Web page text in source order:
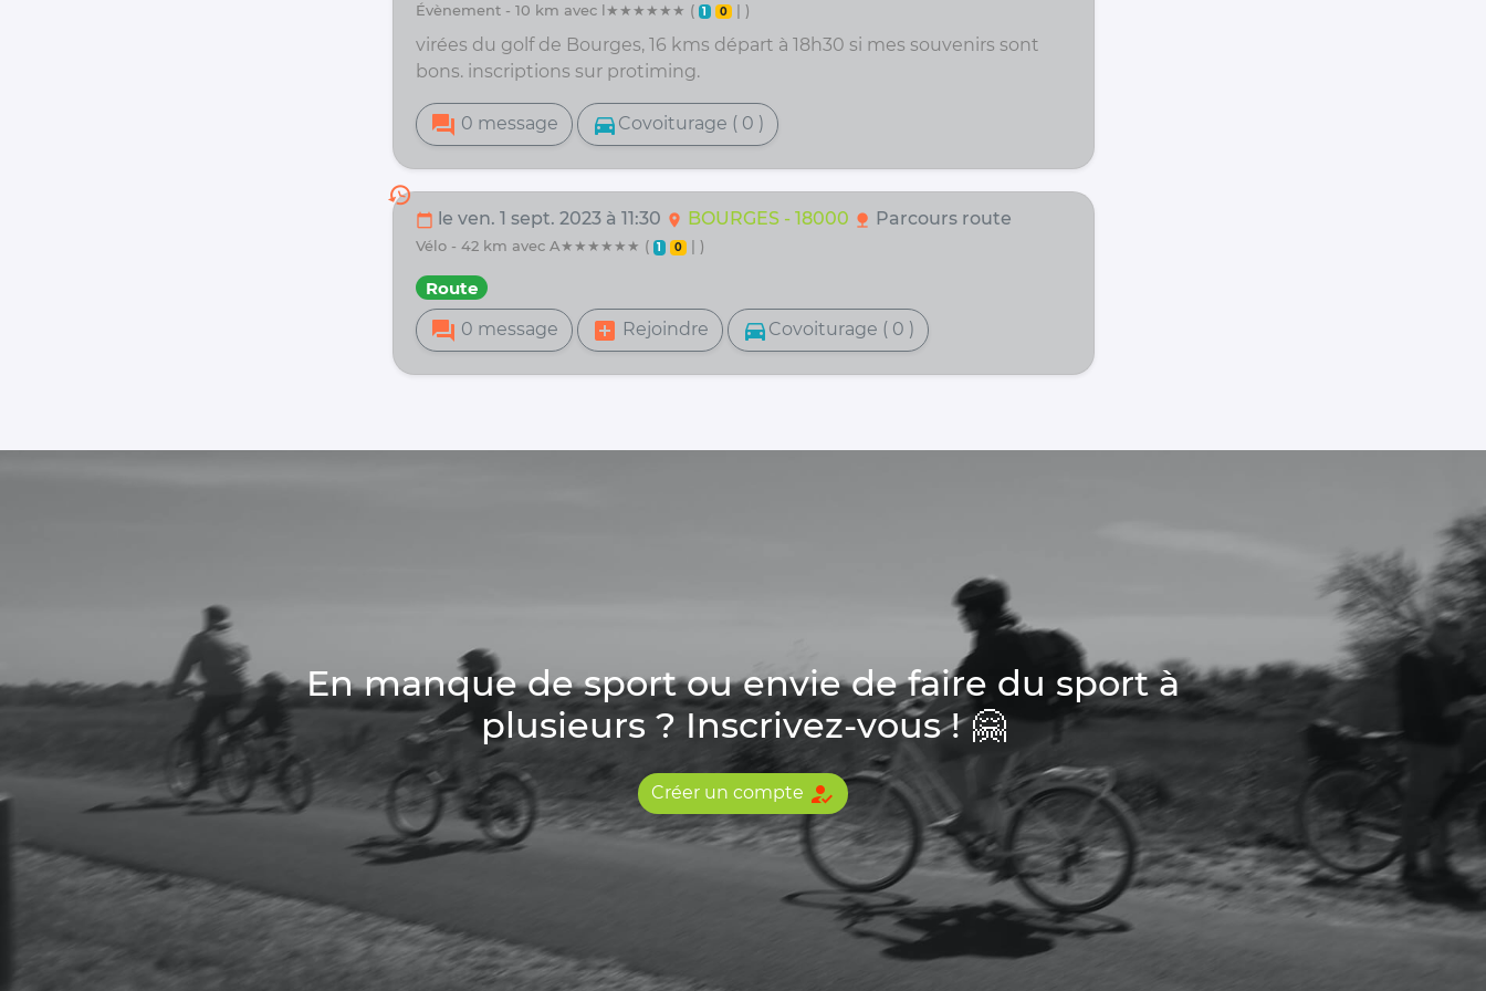
évènement - 10 km avec l★★★★★★ ( 1 0 | )
virées du golf de Bourges, 16 kms départ à 18h30 si mes souvenirs sont
bons. inscriptions sur protiming.
forum 0 message directions_car Covoiturage ( 0 )
history
calendar_today le ven. 1 sept. 2023 à 11:30 location_on BOURGES - 18000 nature Parcours route
vélo - 42 km avec A★★★★★★ ( 1 0 | )
Route
forum 0 message add_box Rejoindre directions_car Covoiturage ( 0 )
En manque de sport ou envie de faire du sport à
plusieurs ? Inscrivez-vous ! 🤗
Créer un compte how_to_reg